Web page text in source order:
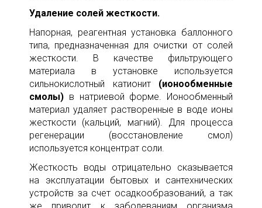
Удаление солей жесткости.
Напорная, реагентная установка баллонного
типа, предназначенная для очистки от солей
жесткости. В качестве фильтрующего
материала в установке используется
сильнокислотный катионит (ионообменные
смолы) в натриевой форме. Ионообменный
материал удаляет растворенные в воде ионы
жесткости (кальций, магний). Для процесса
регенерации (восстановление смол)
используется концентрат соли.
Жесткость воды отрицательно сказывается
на эксплуатации бытовых и сантехнических
устройств за счет осадкообразований, а так